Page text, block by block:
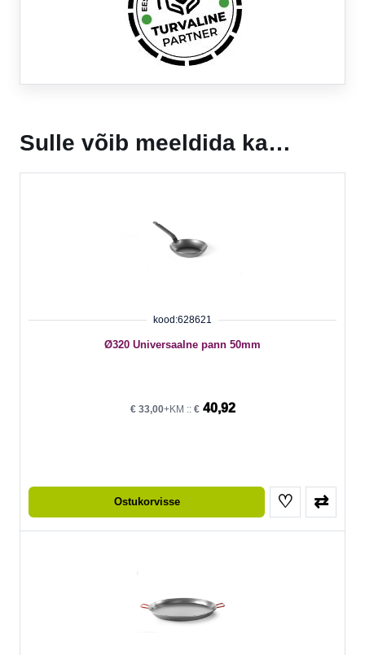
Sulle võib meeldida ka…
kood:628621
Ø320 Universaalne pann 50mm
€33,00+KM :: €40,92
Ostukorvisse ♡ ⇄